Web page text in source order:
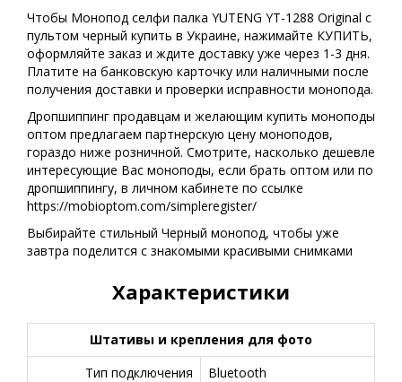
Чтобы Монопод селфи палка YUTENG YT-1288 Original с
пультом черный купить в Украине, нажимайте КУПИТЬ,
оформляйте заказ и ждите доставку уже через 1-3 дня.
Платите на банковскую карточку или наличными после
получения доставки и проверки исправности монопода.
Дропшиппинг продавцам и желающим купить моноподы
оптом предлагаем партнерскую цену моноподов,
гораздо ниже розничной. Смотрите, насколько дешевле
интересующие Вас моноподы, если брать оптом или по
дропшиппингу, в личном кабинете по ссылке
https://mobioptom.com/simpleregister/
Выбирайте стильный Черный монопод, чтобы уже
завтра поделится с знакомыми красивыми снимками
Характеристики
Штативы и крепления для фото
Тип подключения
Bluetooth